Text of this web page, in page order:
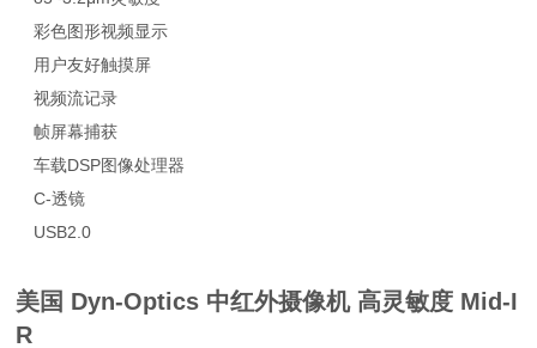
彩色图形视频显示
用户友好触摸屏
视频流记录
帧屏幕捕获
车载DSP图像处理器
C-透镜
USB2.0
美国 Dyn-Optics 中红外摄像机 高灵敏度 Mid-I
R